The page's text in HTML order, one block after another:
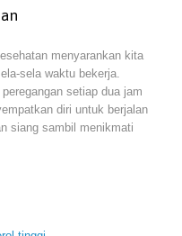
menyarankan kita
sela waktu bekerja.
setiap dua jam
diri untuk berjalan
siang sambil menikmati